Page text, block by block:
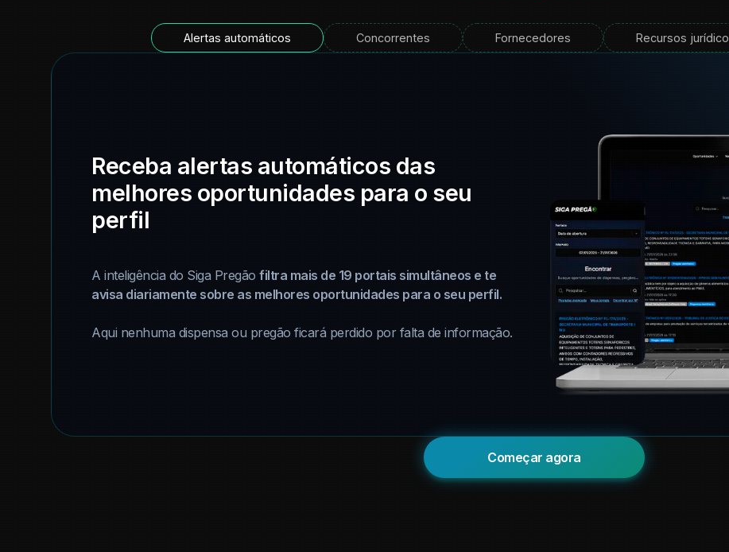
Alertas automáticos Concorrentes Fornecedores Recursos
Receba alertas automáticos das
melhores oportunidades para o seu
perfil
A inteligência do Siga Pregão filtra mais de 19 portais simultâneos e te
avisa diariamente sobre as melhores oportunidades para o seu perfil.
Aqui nenhuma dispensa ou pregão ficará perdido por falta de informação.
Começar agora